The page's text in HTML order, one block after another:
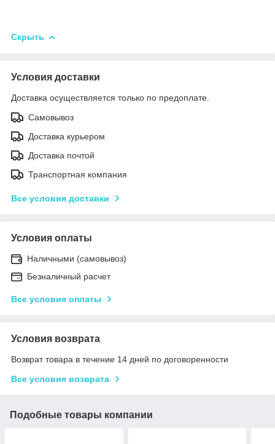
Скрыть
Условия доставки
Доставка осуществляется только по предоплате.
Самовывоз
Доставка курьером
Доставка почтой
Транспортная компания
Все условия доставки
Условия оплаты
Наличными (самовывоз)
Безналичный расчет
Все условия оплаты
Условия возврата
Возврат товара в течение 14 дней по договоренности
Все условия возврата
Подобные товары компании